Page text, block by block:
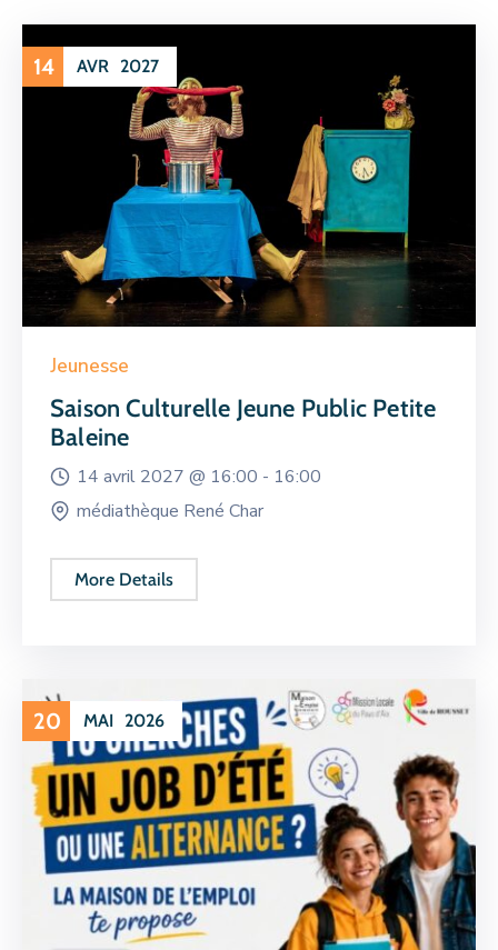
14 AVR 2027
Jeunesse
Saison Culturelle Jeune Public Petite
Baleine
14 avril 2027 @ 16:00 - 16:00
médiathèque René Char
More Details
20 MAI 2026